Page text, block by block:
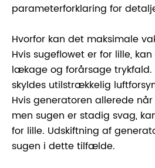
parameterforklaring for
Hvorfor kan det maksimale
Hvis sugeflowet er for lille,
lækage og forårsage trykfald.
skyldes utilstrækkelig
Hvis generatoren allerede
men sugen er stadig svag,
for lille. Udskiftning af
sugen i dette tilfælde.